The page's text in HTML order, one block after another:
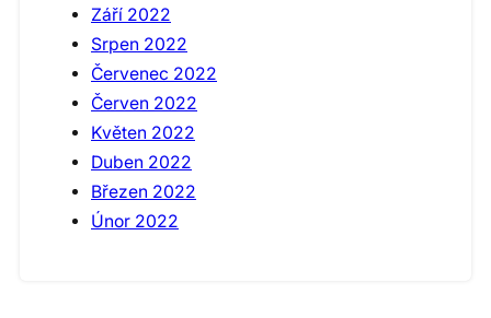
Září 2022
Srpen 2022
Červenec 2022
Červen 2022
Květen 2022
Duben 2022
Březen 2022
Únor 2022